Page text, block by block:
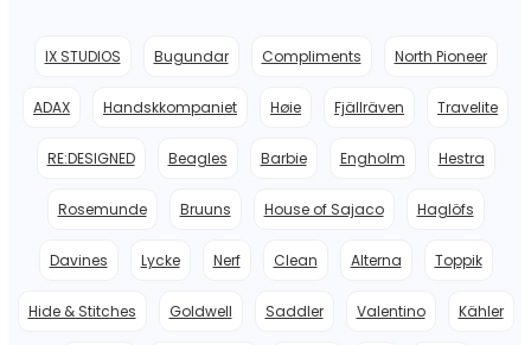
IX STUDIOS Bugundar Compliments North Pioneer
ADAX Handskkompaniet Høie Fjällräven Travelite
RE:DESIGNED Beagles Barbie Engholm Hestra
Rosemunde Bruuns House of Sajaco Haglöfs
Davines Lycke Nerf Clean Alterna Toppik
Hide & Stitches Goldwell Saddler Valentino Kähler